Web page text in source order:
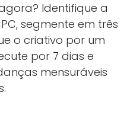
Identifique a
segmente em três
o criativo por um
por 7 dias e
mensuráveis